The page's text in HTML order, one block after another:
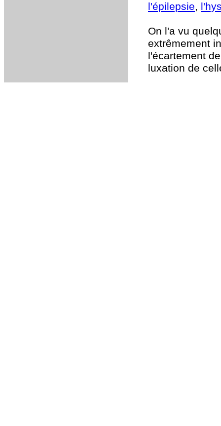
l'épilepsie,
On l'a vu
extrêmement
l'écartement
luxation de